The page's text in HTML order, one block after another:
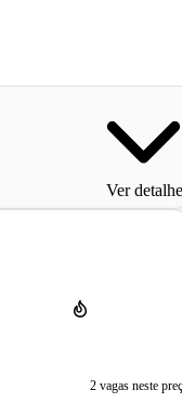
Ver
2 vagas neste